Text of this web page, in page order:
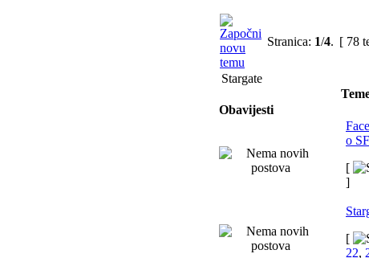
Stranica: 1/4. [ 78
Stargate
Obavijesti
o
[
]
[
22,